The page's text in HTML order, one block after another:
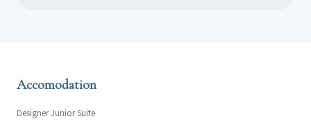
Accomodation
Designer Junior Suite